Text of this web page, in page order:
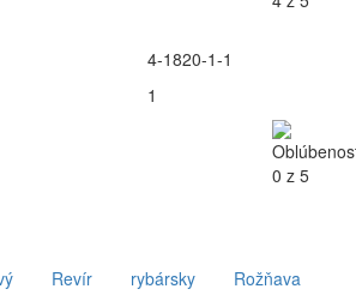
4-1820-1-1
1
Revír rybársky Rožňava